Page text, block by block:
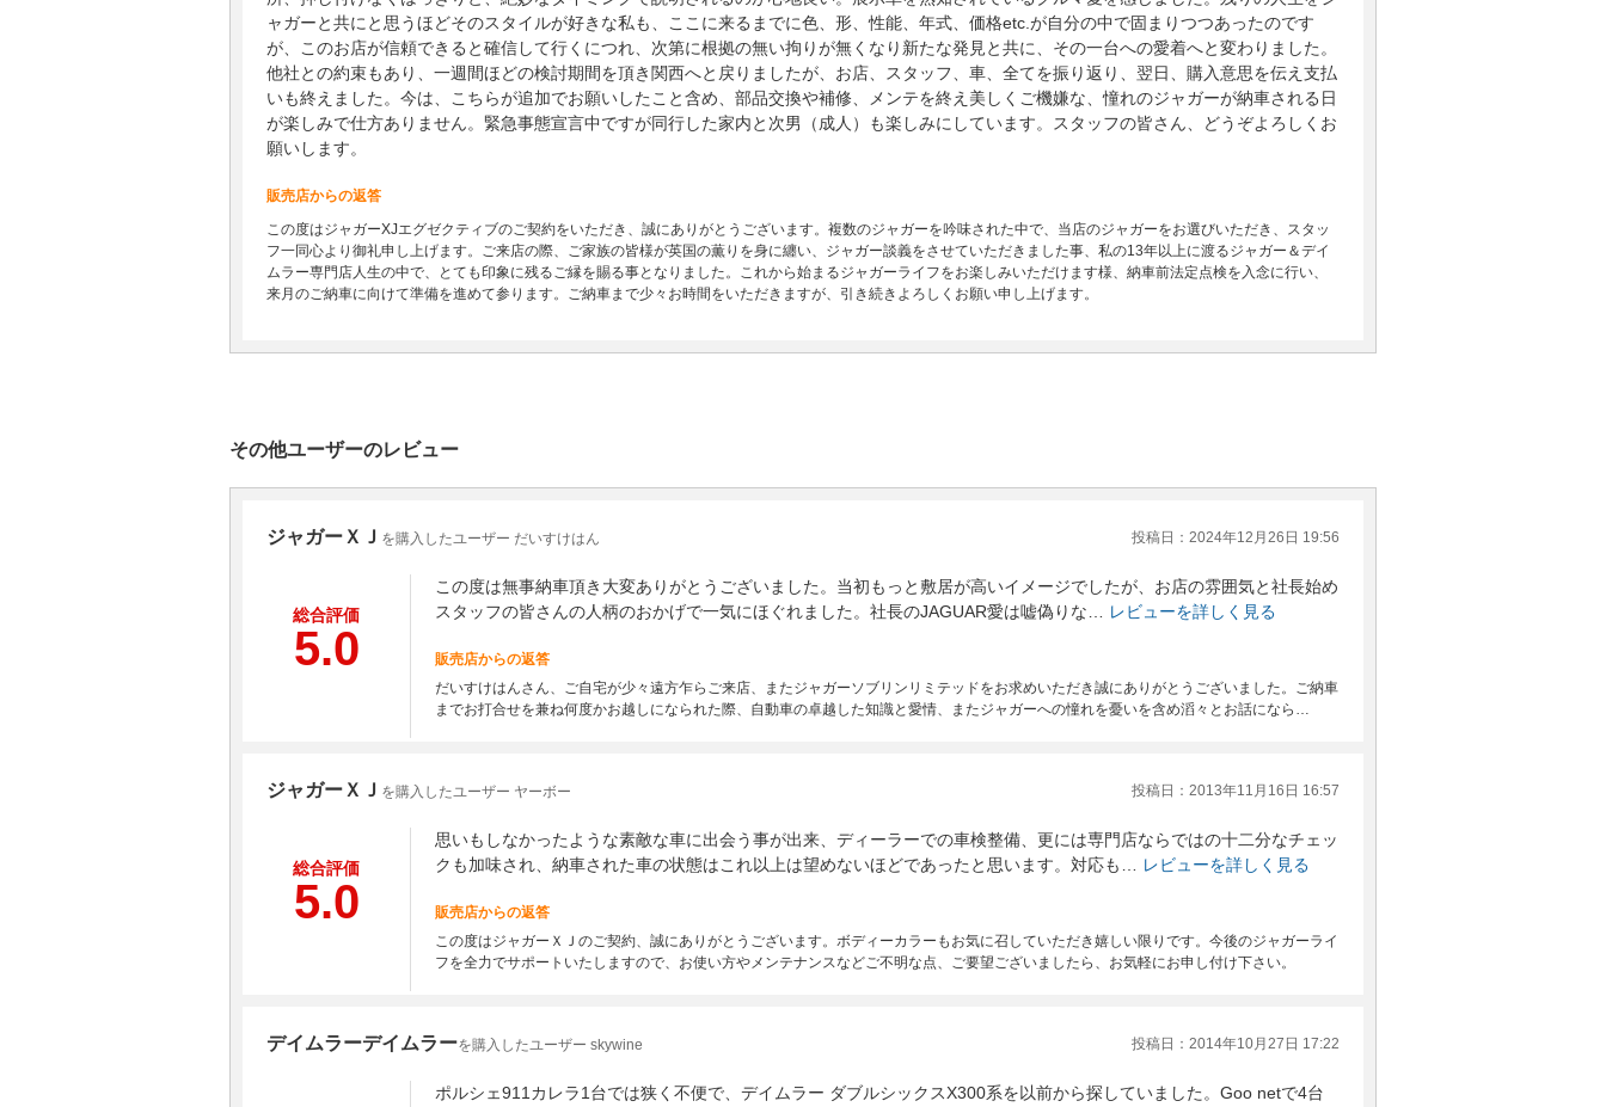
ャガーと共にと思うほどそのスタイルが好きな私も、ここに来るまでに色、形、性能、年式、価格etc.が自分の中で固まりつつあったのです
が、このお店が信頼できると確信して行くにつれ、次第に根拠の無い拘りが無くなり新たな発見と共に、その一台への愛着へと変わりました。
他社との約束もあり、一週間ほどの検討期間を頂き関西へと戻りましたが、お店、スタッフ、車、全てを振り返り、翌日、購入意思を伝え支払
いも終えました。今は、こちらが追加でお願いしたこと含め、部品交換や補修、メンテを終え美しくご機嫌な、憧れのジャガーが納車される日
が楽しみで仕方ありません。緊急事態宣言中ですが同行した家内と次男（成人）も楽しみにしています。スタッフの皆さん、どうぞよろしくお
願いします。
販売店からの返答
この度はジャガーXJエグゼクティブのご契約をいただき、誠にありがとうございます。複数のジャガーを吟味された中で、当店のジャガーをお選びいただき、スタッ
フ一同心より御礼申し上げます。ご来店の際、ご家族の皆様が英国の薫りを身に纏い、ジャガー談義をさせていただきました事、私の13年以上に渡るジャガー＆デイ
ムラー専門店人生の中で、とても印象に残るご縁を賜る事となりました。これから始まるジャガーライフをお楽しみいただけます様、納車前法定点検を入念に行い、
来月のご納車に向けて準備を進めて参ります。ご納車まで少々お時間をいただきますが、引き続きよろしくお願い申し上げます。
その他ユーザーのレビュー
ジャガーＸＪ を購入したユーザー だいすけはん 投稿日：2024年12月26日 19:56
総合評価
5.0
この度は無事納車頂き大変ありがとうございました。当初もっと敷居が高いイメージでしたが、お店の雰囲気と社長始め
スタッフの皆さんの人柄のおかげで一気にほぐれました。社長のJAGUAR愛は嘘偽りな…
レビューを詳しく見る
販売店からの返答
だいすけはんさん、ご自宅が少々遠方乍らご来店、またジャガーソブリンリミテッドをお求めいただき誠にありがとうございました。ご納車
までお打合せを兼ね何度かお越しになられた際、自動車の卓越した知識と愛情、またジャガーへの憧れを憂いを含め滔々とお話になら…
ジャガーＸＪ を購入したユーザー ヤーボー 投稿日：2013年11月16日 16:57
総合評価
5.0
思いもしなかったような素敵な車に出会う事が出来、ディーラーでの車検整備、更には専門店ならではの十二分なチェッ
クも加味され、納車された車の状態はこれ以上は望めないほどであったと思います。対応も…
レビューを詳しく見る
販売店からの返答
この度はジャガーＸＪのご契約、誠にありがとうございます。ボディーカラーもお気に召していただき嬉しい限りです。今後のジャガーライ
フを全力でサポートいたしますので、お使い方やメンテナンスなどご不明な点、ご要望ございましたら、お気軽にお申し付け下さい。
デイムラーデイムラーを購入したユーザー skywine 投稿日：2014年10月27日 17:22
ポルシェ911カレラ1台では狭く不便で、デイムラー ダブルシックスX300系を以前から探していました。Goo netで4台